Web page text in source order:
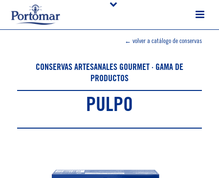
← volver a catálogo de conservas
CONSERVAS ARTESANALES GOURMET · GAMA DE
PRODUCTOS
PULPO